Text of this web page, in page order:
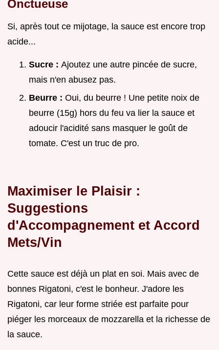
Onctueuse
Si, après tout ce mijotage, la sauce est encore trop
acide...
Sucre : Ajoutez une autre pincée de sucre,
mais n'en abusez pas.
Beurre : Oui, du beurre ! Une petite noix de
beurre (15g) hors du feu va lier la sauce et
adoucir l'acidité sans masquer le goût de
tomate. C'est un truc de pro.
Maximiser le Plaisir :
Suggestions
d'Accompagnement et Accord
Mets/Vin
Cette sauce est déjà un plat en soi. Mais avec de
bonnes Rigatoni, c'est le bonheur. J'adore les
Rigatoni, car leur forme striée est parfaite pour
piéger les morceaux de mozzarella et la richesse de
la sauce.